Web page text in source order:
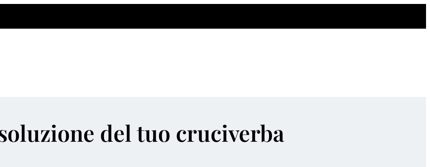
del tuo cruciverba